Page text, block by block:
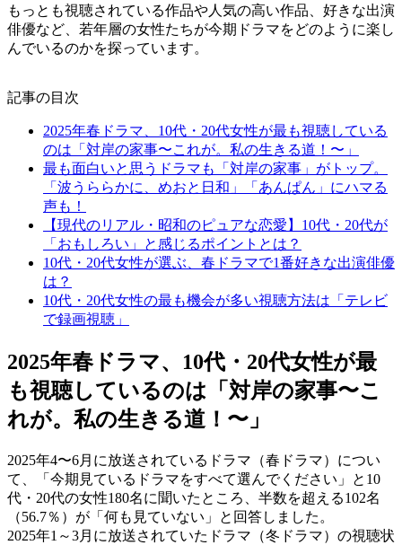
もっとも視聴されている作品や人気の高い作品、好きな出演
俳優など、若年層の女性たちが今期ドラマをどのように楽し
んでいるのかを探っています。
記事の目次
2025年春ドラマ、10代・20代女性が最も視聴している
のは「対岸の家事〜これが。私の生きる道！〜」
最も面白いと思うドラマも「対岸の家事」がトップ。
「波うららかに、めおと日和」「あんぱん」にハマる
声も！
【現代のリアル・昭和のピュアな恋愛】10代・20代が
「おもしろい」と感じるポイントとは？
10代・20代女性が選ぶ、春ドラマで1番好きな出演俳優
は？
10代・20代女性の最も機会が多い視聴方法は「テレビ
で録画視聴」
2025年春ドラマ、10代・20代女性が最
も視聴しているのは「対岸の家事〜こ
れが。私の生きる道！〜」
2025年4〜6月に放送されているドラマ（春ドラマ）につい
て、「今期見ているドラマをすべて選んでください」と10
代・20代の女性180名に聞いたところ、半数を超える102名
（56.7％）が「何も見ていない」と回答しました。
2025年1～3月に放送されていたドラマ（冬ドラマ）の視聴状